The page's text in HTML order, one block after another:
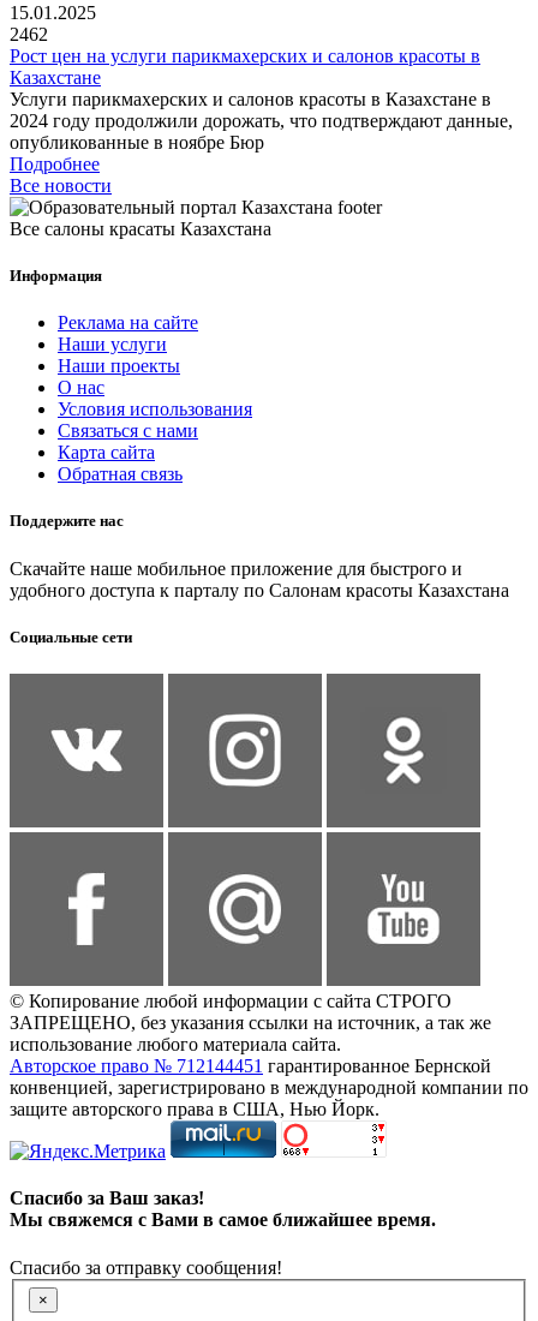
15.01.2025
2462
Рост цен на услуги парикмахерских и салонов красоты в
Казахстане
Услуги парикмахерских и салонов красоты в Казахстане в
2024 году продолжили дорожать, что подтверждают данные,
опубликованные в ноябре Бюр
Подробнее
Все новости
Все салоны красаты Казахстана
Информация
Реклама на сайте
Наши услуги
Наши проекты
О нас
Условия использования
Связаться с нами
Карта сайта
Обратная связь
Поддержите нас
Скачайте наше мобильное приложение для быстрого и
удобного доступа к парталу по Салонам красоты Казахстана
Социальные сети
© Копирование любой информации с сайта СТРОГО
ЗАПРЕЩЕНО, без указания ссылки на источник, а так же
использование любого материала сайта.
Авторское право № 712144451 гарантированное Бернской
конвенцией, зарегистрировано в международной компании по
защите авторского права в США, Нью Йорк.
Спасибо за Ваш заказ!
Мы свяжемся с Вами в самое ближайшее время.
Спасибо за отправку сообщения!
×